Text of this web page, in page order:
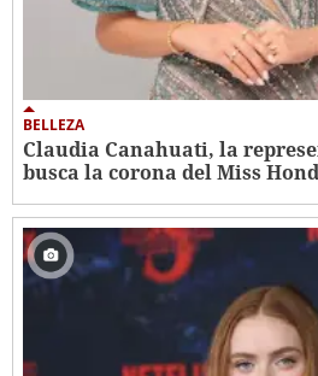
BELLEZA
Claudia Canahuati, la
busca la corona del Miss